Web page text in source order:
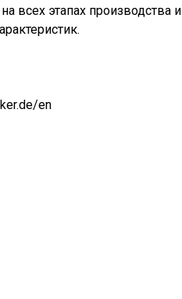
всех этапах производства и
en